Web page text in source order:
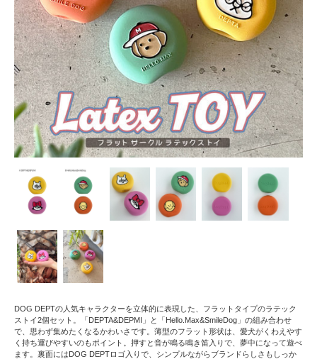
DOG DEPTの人気キャラクターを立体的に表現した、フラットタイプのラテック
ストイ2個セット。「DEPTA&DEPMI」と「Hello.Max&SmileDog」の組み合わせ
で、思わず集めたくなるかわいさです。薄型のフラット形状は、愛犬がくわえやす
く持ち運びやすいのもポイント。押すと音が鳴る鳴き笛入りで、夢中になって遊べ
ます。裏面にはDOG DEPTロゴ入りで、シンプルながらブランドらしさもしっか